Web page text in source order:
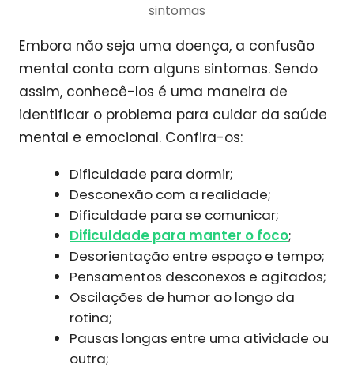
sintomas
Embora não seja uma doença, a confusão
mental conta com alguns sintomas. Sendo
assim, conhecê-los é uma maneira de
identificar o problema para cuidar da saúde
mental e emocional. Confira-os:
Dificuldade para dormir;
Desconexão com a realidade;
Dificuldade para se comunicar;
Dificuldade para manter o foco;
Desorientação entre espaço e tempo;
Pensamentos desconexos e agitados;
Oscilações de humor ao longo da
rotina;
Pausas longas entre uma atividade ou
outra;